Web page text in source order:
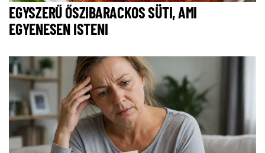
EGYSZERŰ ŐSZIBARACKOS SÜTI, AMI
EGYENESEN ISTENI